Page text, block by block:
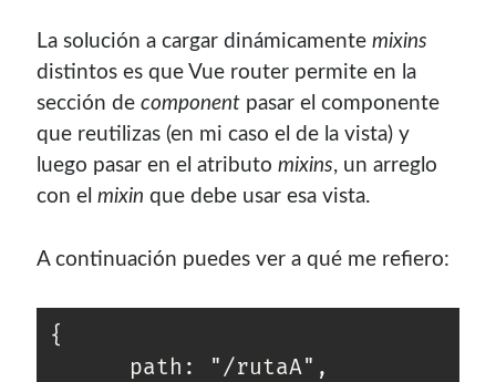
Si vas a comprar un dominio, hazlo por aquí y colaboras
con el mantenimiento de este sitio:
La solución a cargar dinámicamentemixins
distintos es que Vue router permite en la
sección decomponent pasar el componente
que reutilizas (en mi caso el de la vista) y
luego pasar en el atributomixins, un arreglo
con elmixin que debe usar esa vista.
A continuación puedes ver a qué me refiero:
{
      path: "/rutaA",